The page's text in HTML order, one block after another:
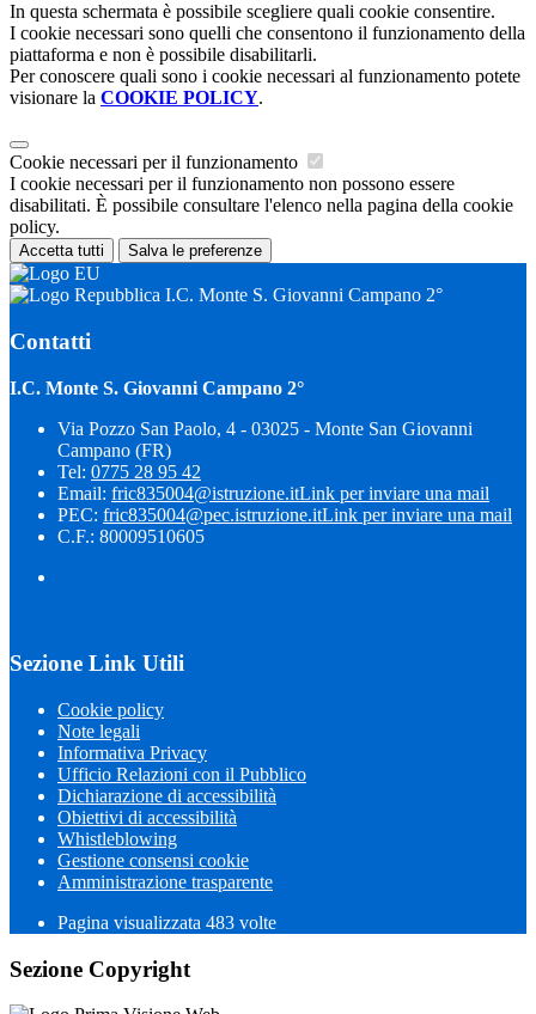
In questa schermata è possibile scegliere quali cookie consentire.
I cookie necessari sono quelli che consentono il funzionamento della
piattaforma e non è possibile disabilitarli.
Per conoscere quali sono i cookie necessari al funzionamento potete
visionare la COOKIE POLICY.
Cookie necessari per il funzionamento
I cookie necessari per il funzionamento non possono essere
disabilitati. È possibile consultare l'elenco nella pagina della cookie
policy.
Accetta tutti Salva le preferenze
I.C. Monte S. Giovanni Campano 2°
Contatti
I.C. Monte S. Giovanni Campano 2°
Via Pozzo San Paolo, 4 - 03025 - Monte San Giovanni
Campano (FR)
Tel: 0775 28 95 42
Email: fric835004@istruzione.itLink per inviare una mail
PEC: fric835004@pec.istruzione.itLink per inviare una mail
C.F.: 80009510605
Sezione Link Utili
Cookie policy
Note legali
Informativa Privacy
Ufficio Relazioni con il Pubblico
Dichiarazione di accessibilità
Obiettivi di accessibilità
Whistleblowing
Gestione consensi cookie
Amministrazione trasparente
Pagina visualizzata 483 volte
Sezione Copyright